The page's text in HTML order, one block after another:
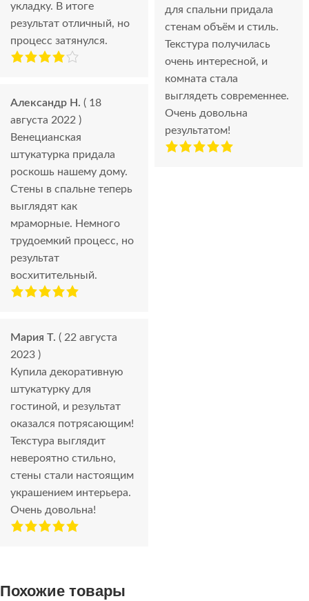
укладку. В итоге
результат отличный, но
процесс затянулся.
Александр Н. ( 18
августа 2022 )
Венецианская
штукатурка придала
роскошь нашему дому.
Стены в спальне теперь
выглядят как
мраморные. Немного
трудоемкий процесс, но
результат
восхитительный.
Мария Т. ( 22 августа
2023 )
Купила декоративную
штукатурку для
гостиной, и результат
оказался потрясающим!
Текстура выглядит
невероятно стильно,
стены стали настоящим
украшением интерьера.
Очень довольна!
для спальни придала
стенам объём и стиль.
Текстура получилась
очень интересной, и
комната стала
выглядеть современнее.
Очень довольна
результатом!
Похожие товары